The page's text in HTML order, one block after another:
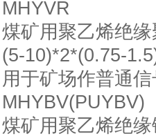
MHYVR
煤矿用聚乙烯绝
(5-10)*2*(0.75-
用于矿场作普通
MHYBV(PUYBV)
煤矿用聚乙烯绝